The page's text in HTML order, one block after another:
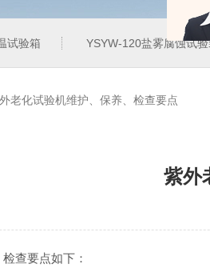
试验箱 YSYW-120盐雾腐蚀试
老化试验机维护、保养、检查要点
紫外
查要点如下：